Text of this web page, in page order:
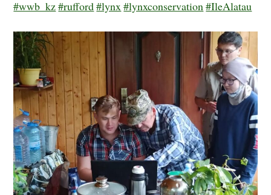
#wwb_kz#rufford#lynx#lynxconservation#IleAlatau